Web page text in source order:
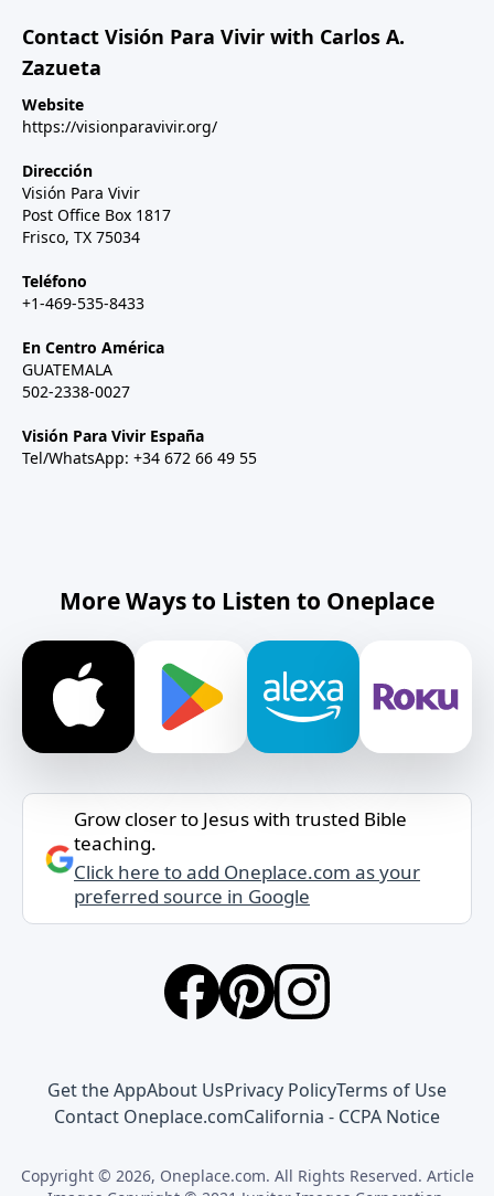
Contact Visión Para Vivir with Carlos A.
Zazueta
Website
https://visionparavivir.org/
Dirección
Visión Para Vivir
Post Office Box 1817
Frisco, TX 75034
Teléfono
+1-469-535-8433
En Centro América
GUATEMALA
502-2338-0027
Visión Para Vivir España
Tel/WhatsApp: +34 672 66 49 55
More Ways to Listen to Oneplace
Grow closer to Jesus with trusted Bible
teaching.
Click here to add Oneplace.com as your
preferred source in Google
Get the AppAbout UsPrivacy PolicyTerms of Use
Contact Oneplace.comCalifornia - CCPA Notice
Copyright © 2026, Oneplace.com. All Rights Reserved. Article